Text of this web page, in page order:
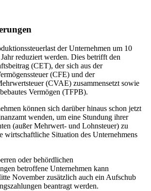
der Unternehmen um 10
reduziert werden. Dies betrifft den
(CET), der sich aus der
(CFE) und der
(CVAE) zusammensetzt sowie
Vermögen (TFPB).
können sich darüber hinaus schon jetzt
wenden, um eine Stundung ihrer
(außer Mehrwert- und Lohnsteuer) zu
wirtschaftliche Situation des Unternehmens
oder behördlichen
betroffene Unternehmen kann
November zusätzlich auch ein Aufschub
beantragt werden.